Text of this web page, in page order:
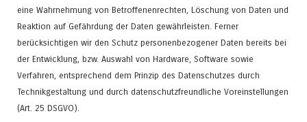
eine Wahrnehmung von Betroffenenrechten, Löschung von Daten und
Reaktion auf Gefährdung der Daten gewährleisten. Ferner
berücksichtigen wir den Schutz personenbezogener Daten bereits bei
der Entwicklung, bzw. Auswahl von Hardware, Software sowie
Verfahren, entsprechend dem Prinzip des Datenschutzes durch
Technikgestaltung und durch datenschutzfreundliche Voreinstellungen
(Art. 25 DSGVO).